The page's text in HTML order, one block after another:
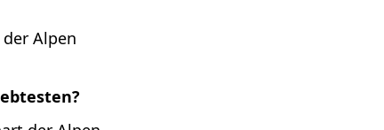
Alpen